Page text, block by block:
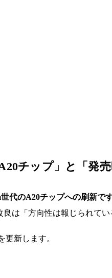
チップ」と「発売
代のA20チップへの刷新です
は「方向性は報じられて
更新します。